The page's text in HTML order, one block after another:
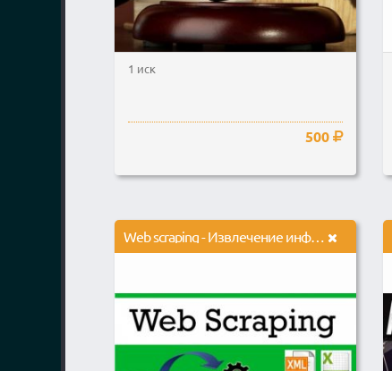
1 иск
500
Web scraping - Извлечение информации с сайтов